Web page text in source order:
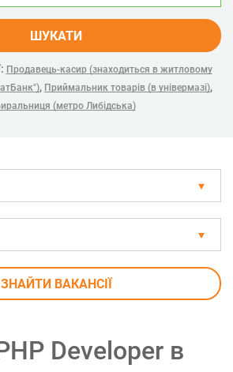
ШУКАТИ
Продавець-касир (знаходиться в житловому
, Приймальник товарів (в універмазі),
(метро Либідська)
ЗНАЙТИ ВАКАНСІЇ
Developer в